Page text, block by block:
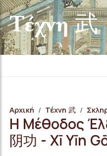
Τέχνη 武
Αρχική Τέχνη 武
Η Μέθοδος
阴功 - Xī Yīn